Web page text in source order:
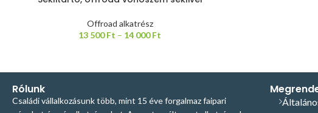
Offroad alkatrész
13 500Ft – 14 000Ft
Rólunk
Családi vállalkozásunk több, mint 15 éve forgalmaz faipari